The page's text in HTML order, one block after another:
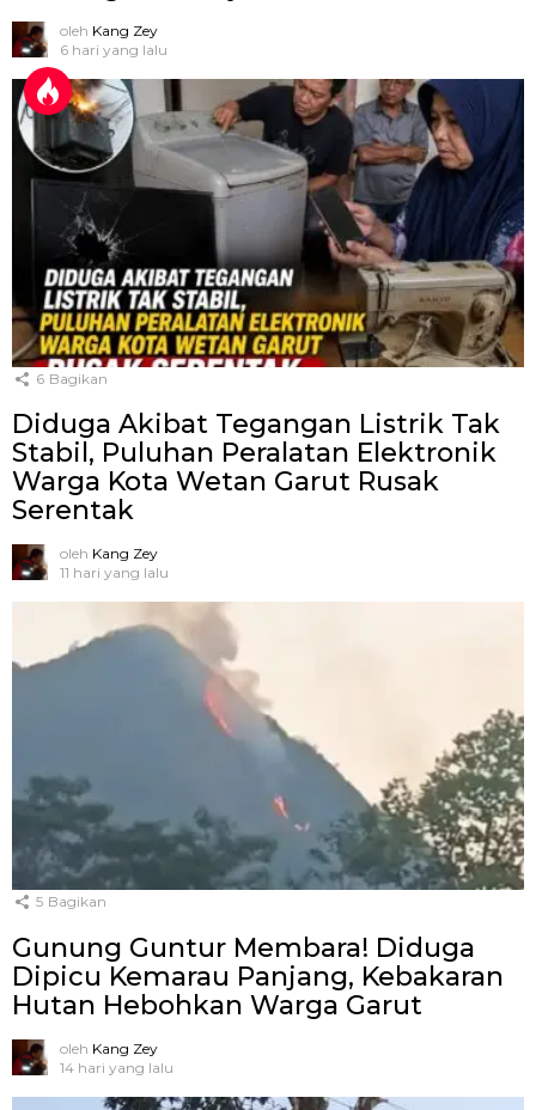
oleh Kang Zey
6 hari yang lalu
6 Bagikan
Diduga Akibat Tegangan Listrik Tak
Stabil, Puluhan Peralatan Elektronik
Warga Kota Wetan Garut Rusak
Serentak
oleh Kang Zey
11 hari yang lalu
5 Bagikan
Gunung Guntur Membara! Diduga
Dipicu Kemarau Panjang, Kebakaran
Hutan Hebohkan Warga Garut
oleh Kang Zey
14 hari yang lalu